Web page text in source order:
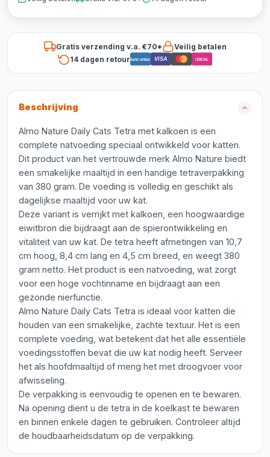
Gratis verzending v.a. €70*
Veilig betalen
14 dagen retourBancontact VISA iDEAL
Beschrijving
Almo Nature Daily Cats Tetra met kalkoen is een
complete natvoeding speciaal ontwikkeld voor katten.
Dit product van het vertrouwde merk Almo Nature biedt
een smakelijke maaltijd in een handige tetraverpakking
van 380 gram. De voeding is volledig en geschikt als
dagelijkse maaltijd voor uw kat.
Deze variant is verrijkt met kalkoen, een hoogwaardige
eiwitbron die bijdraagt aan de spierontwikkeling en
vitaliteit van uw kat. De tetra heeft afmetingen van 10,7
cm hoog, 8,4 cm lang en 4,5 cm breed, en weegt 380
gram netto. Het product is een natvoeding, wat zorgt
voor een hoge vochtinname en bijdraagt aan een
gezonde nierfunctie.
Almo Nature Daily Cats Tetra is ideaal voor katten die
houden van een smakelijke, zachte textuur. Het is een
complete voeding, wat betekent dat het alle essentiële
voedingsstoffen bevat die uw kat nodig heeft. Serveer
het als hoofdmaaltijd of meng het met droogvoer voor
afwisseling.
De verpakking is eenvoudig te openen en te bewaren.
Na opening dient u de tetra in de koelkast te bewaren
en binnen enkele dagen te gebruiken. Controleer altijd
de houdbaarheidsdatum op de verpakking.